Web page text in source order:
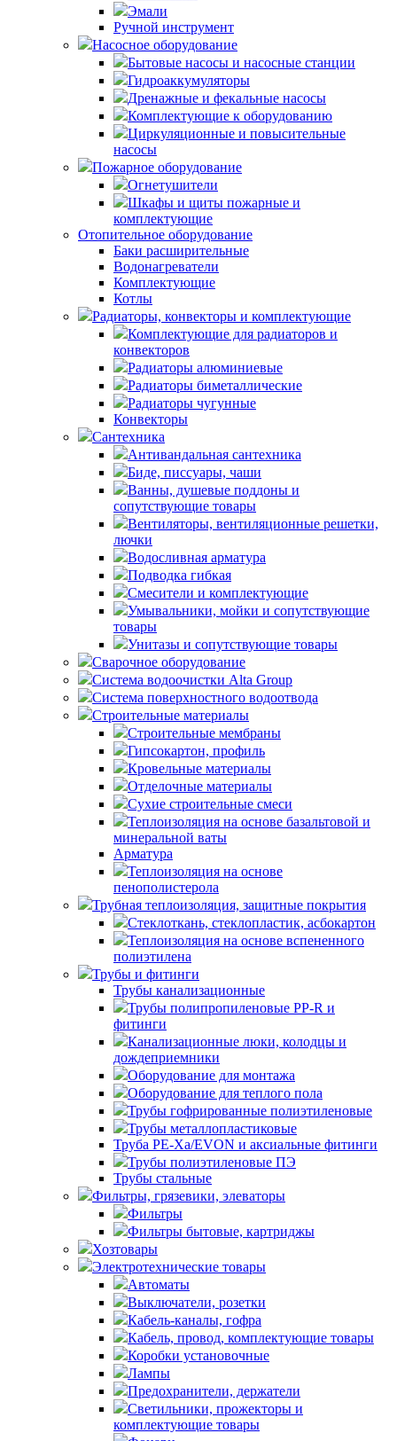
Эмали
Ручной инструмент
Насосное оборудование
Бытовые насосы и насосные станции
Гидроаккумуляторы
Дренажные и фекальные насосы
Комплектующие к оборудованию
Циркуляционные и повысительные
насосы
Пожарное оборудование
Огнетушители
Шкафы и щиты пожарные и
комплектующие
Отопительное оборудование
Баки расширительные
Водонагреватели
Комплектующие
Котлы
Радиаторы, конвекторы и комплектующие
Комплектующие для радиаторов и
конвекторов
Радиаторы алюминиевые
Радиаторы биметаллические
Радиаторы чугунные
Конвекторы
Сантехника
Антивандальная сантехника
Биде, писсуары, чаши
Ванны, душевые поддоны и
сопутствующие товары
Вентиляторы, вентиляционные решетки,
лючки
Водосливная арматура
Подводка гибкая
Смесители и комплектующие
Умывальники, мойки и сопутствующие
товары
Унитазы и сопутствующие товары
Сварочное оборудование
Система водоочистки Alta Group
Система поверхностного водоотвода
Строительные материалы
Строительные мембраны
Гипсокартон, профиль
Кровельные материалы
Отделочные материалы
Сухие строительные смеси
Теплоизоляция на основе базальтовой и
минеральной ваты
Арматура
Теплоизоляция на основе
пенополистерола
Трубная теплоизоляция, защитные покрытия
Стеклоткань, стеклопластик, асбокартон
Теплоизоляция на основе вспененного
полиэтилена
Трубы и фитинги
Трубы канализационные
Трубы полипропиленовые PP-R и
фитинги
Канализационные люки, колодцы и
дождеприемники
Оборудование для монтажа
Оборудование для теплого пола
Трубы гофрированные полиэтиленовые
Трубы металлопластиковые
Труба PE-Xa/EVON и аксиальные фитинги
Трубы полиэтиленовые ПЭ
Трубы стальные
Фильтры, грязевики, элеваторы
Фильтры
Фильтры бытовые, картриджы
Хозтовары
Электротехнические товары
Автоматы
Выключатели, розетки
Кабель-каналы, гофра
Кабель, провод, комплектующие товары
Коробки установочные
Лампы
Предохранители, держатели
Светильники, прожекторы и
комплектующие товары